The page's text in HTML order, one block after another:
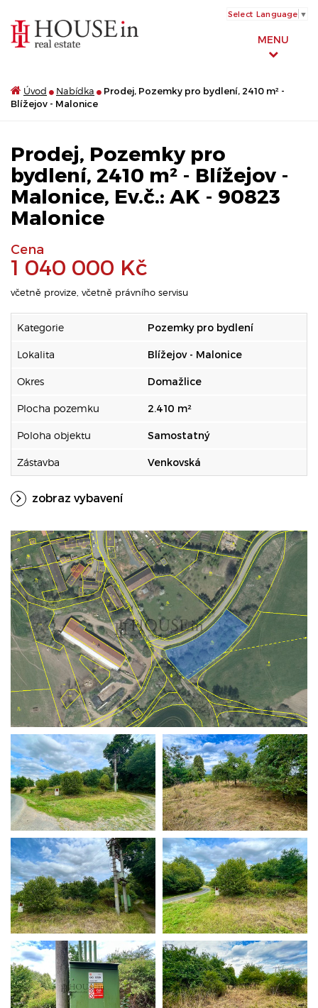
MENU
Select Language ▼
Úvod Nabídka
Prodej, Pozemky pro bydlení, 2410 m² -
Blížejov - Malonice
Prodej, Pozemky pro
bydlení, 2410 m² - Blížejov -
Malonice, Ev.č.: AK - 90823
Malonice
Cena
1 040 000 Kč
včetně provize, včetně právního servisu
Kategorie Pozemky pro bydlení
Lokalita Blížejov - Malonice
Okres Domažlice
Plocha pozemku 2.410 m²
Poloha objektu Samostatný
Zástavba Venkovská
zobraz vybavení